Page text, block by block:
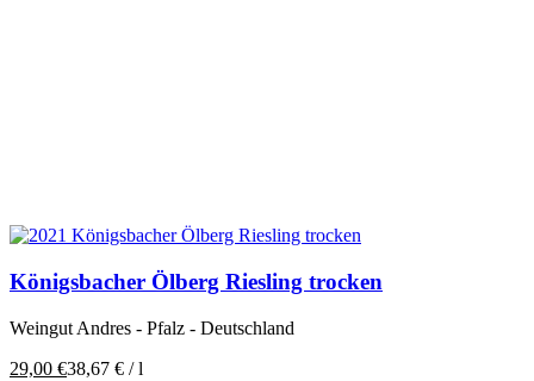
Königsbacher Ölberg Riesling trocken
Weingut Andres - Pfalz - Deutschland
29,00 €38,67 € /l